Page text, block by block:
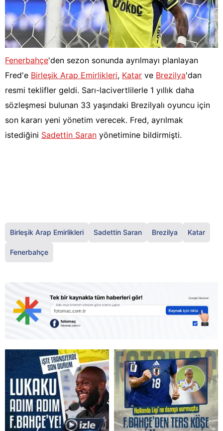
Fenerbahçe'den sezon sonunda ayrılmayı planlayan
Fred'e Birleşik Arap Emirlikleri, Katar ve Brezilya'dan
resmi teklifler geldi. Sarı-lacivertlilerle 1 yıllık daha
sözleşmesi bulunan 33 yaşındaki Brezilyalı oyuncu için
son kararı yeni yönetim verecek. Fred, ayrılmak
istediğini Sadettin Saran yönetimine bildirmişti.
Birleşik Arap Emirlikleri Sadettin Saran Brezilya Katar
Fenerbahçe